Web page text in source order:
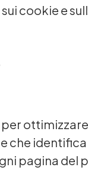
cookie e
che
pagina del